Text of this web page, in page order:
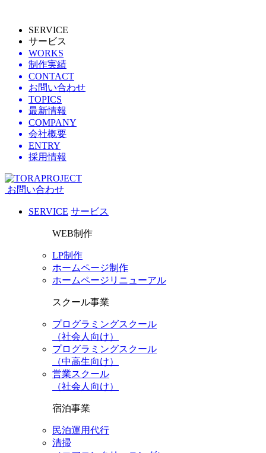
SERVICE
サービス
WORKS
制作実績
CONTACT
お問い合わせ
TOPICS
最新情報
COMPANY
会社概要
ENTRY
採用情報
お問い合わせ
SERVICE サービス
WEB制作
LP制作
ホームページ制作
ホームページリニューアル
スクール事業
プログラミングスクール
（社会人向け）
プログラミングスクール
（中高生向け）
営業スクール
（社会人向け）
宿泊事業
民泊運用代行
清掃